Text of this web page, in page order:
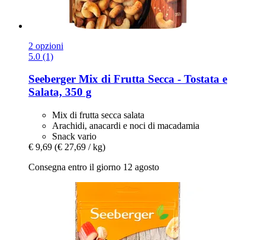
2 opzioni
5.0 (1)
Seeberger Mix di Frutta Secca -​ Tostata e
Salata, 350 g
Mix di frutta secca salata
Arachidi, anacardi e noci di macadamia
Snack vario
€ 9,69 (€ 27,69 / kg)
Consegna entro il giorno 12 agosto